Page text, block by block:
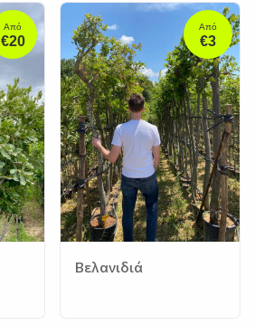
Από
€20
Βελανιδιά
Από
€3